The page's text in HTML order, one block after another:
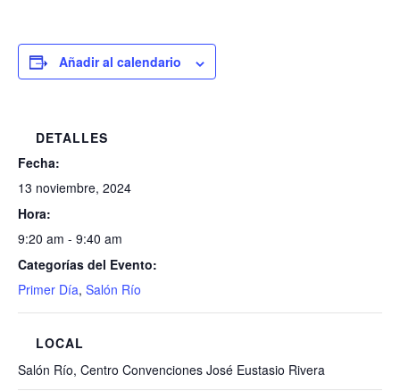
Añadir al calendario
DETALLES
Fecha:
13 noviembre, 2024
Hora:
9:20 am - 9:40 am
Categorías del Evento:
Primer Día, Salón Río
LOCAL
Salón Río, Centro Convenciones José Eustasio Rivera